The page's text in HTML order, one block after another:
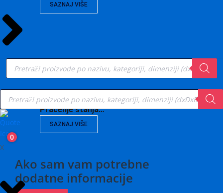
SAZNAJ VIŠE
Vibrodijagnostika,
Praćenje stanja…
SAZNAJ VIŠE
Ako sam vam potrebne
dodatne informacije
Products
search
Products
search
0
X